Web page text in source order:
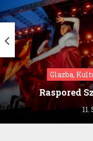
Glazba,
Raspored